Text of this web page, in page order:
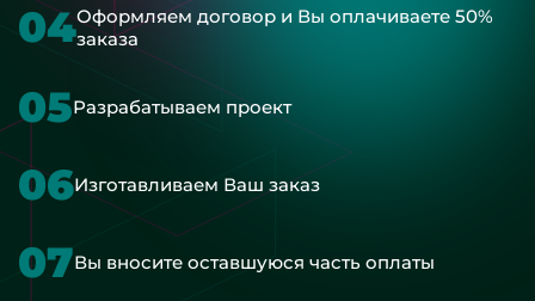
04Оформляем договор и Вы оплачиваете 50%
заказа
05Разрабатываем проект
06Изготавливаем Ваш заказ
07Вы вносите оставшуюся часть оплаты